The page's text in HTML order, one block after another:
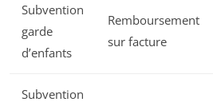
Subvention
garde
d’enfants
Remboursement
sur facture
Subvention